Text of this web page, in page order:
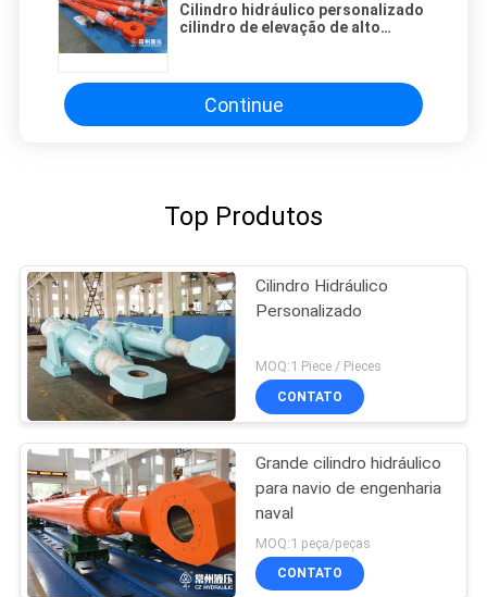
Cilindro hidráulico personalizado
cilindro de elevação de alto
Continue
Top Produtos
Cilindro Hidráulico
Personalizado
MOQ:1 Piece / Pieces
CONTATO
Grande cilindro hidráulico
para navio de engenharia
naval
MOQ:1 peça/peças
CONTATO